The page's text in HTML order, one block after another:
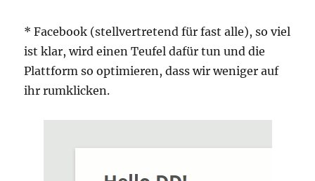
* Facebook (stellvertretend für fast alle), so viel
ist klar, wird einen Teufel dafür tun und die
Plattform so optimieren, dass wir weniger auf
ihr rumklicken.